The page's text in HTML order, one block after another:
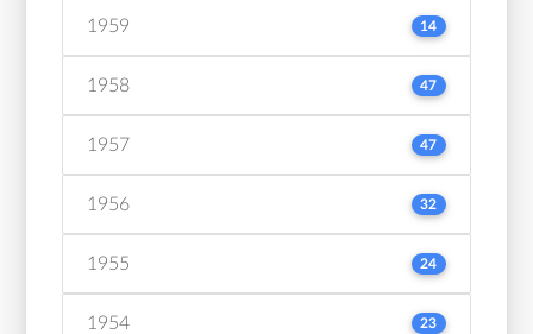
1959 14
1958 47
1957 47
1956 32
1955 24
1954 23